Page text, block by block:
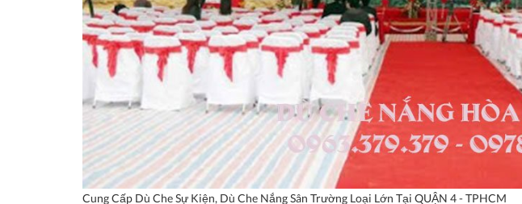
Cung Cấp Dù Che Sự Kiện, Dù Che Nắng Sân Trường Loại Lớn Tại QUẬN 4 - TPHCM